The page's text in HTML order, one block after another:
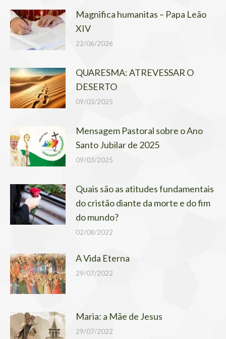
Magnifica humanitas – Papa Leão
XIV
22/06/2026
QUARESMA: ATREVESSAR O
DESERTO
09/03/2025
Mensagem Pastoral sobre o Ano
Santo Jubilar de 2025
09/03/2025
Quais são as atitudes fundamentais
do cristão diante da morte e do fim
do mundo?
02/08/2022
A Vida Eterna
29/07/2022
Maria: a Mãe de Jesus
29/07/2022